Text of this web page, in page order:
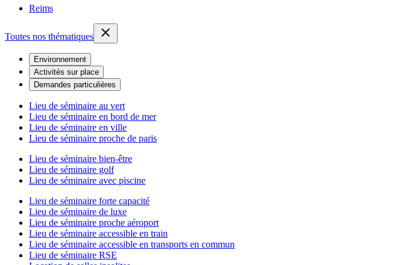
Reims
Toutes nos thématiques
Environnement
Activités sur place
Demandes particulières
Lieu de séminaire au vert
Lieu de séminaire en bord de mer
Lieu de séminaire en ville
Lieu de séminaire proche de paris
Lieu de séminaire bien-être
Lieu de séminaire golf
Lieu de séminaire avec piscine
Lieu de séminaire forte capacité
Lieu de séminaire de luxe
Lieu de séminaire proche aéroport
Lieu de séminaire accessible en train
Lieu de séminaire accessible en transports en commun
Lieu de séminaire RSE